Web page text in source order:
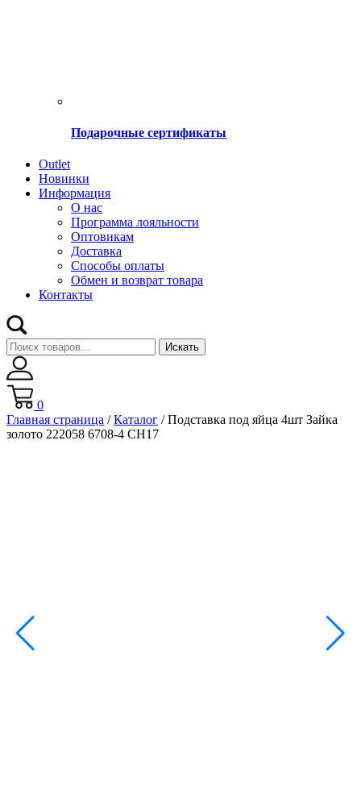
Подарочные сертификаты
Оutlet
Новинки
Информация
О нас
Программа лояльности
Оптовикам
Доставка
Способы оплаты
Обмен и возврат товара
Контакты
Искать
0
Главная страница /Каталог /Подставка под яйца 4шт Зайка
золото 222058 6708-4 СН17